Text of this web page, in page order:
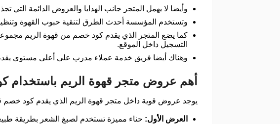
وأيضا لا يهمل المتجر جانب الهدايا والعروض الدائمة التي
وتستخدم المؤسسة أحدث الطرق لتنقية حبوب القهوة
كما يضع المتجر الذي يقدم كود خصم من قهوة الريم
التسجيل داخل الموقع.
وهناك أيضا فريق خدمة عملاء مدرب على أعلى مستوى
أهم عروض متجر قهوة الريم باستخدام
يوجد عروض قوية داخل متجر قهوة الريم الذي يقدم كود خصم
العرض الأول: حناء مميزة تستخدم لصبغ الشعر بطريقة